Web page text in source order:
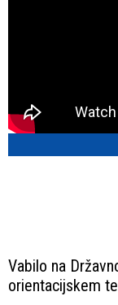
Vabilo na
orientacijskem